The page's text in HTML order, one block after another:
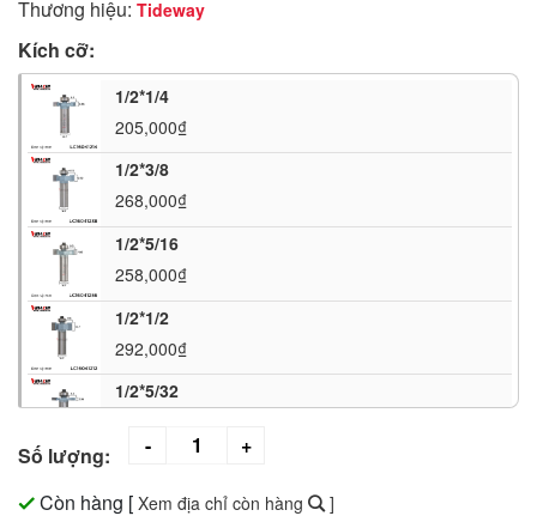
Thương hiệu: Tideway
Kích cỡ:
1/2*1/4
205,000₫
1/2*3/8
268,000₫
1/2*5/16
258,000₫
1/2*1/2
292,000₫
1/2*5/32
Số lượng:
Còn hàng [ Xem địa chỉ còn hàng ]